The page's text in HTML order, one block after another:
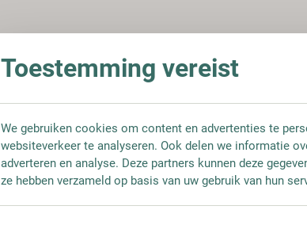
Toestemming vereist
We gebruiken cookies om content en advertenties te
websiteverkeer te analyseren. Ook delen we informatie
adverteren en analyse. Deze partners kunnen deze
ze hebben verzameld op basis van uw gebruik van hun